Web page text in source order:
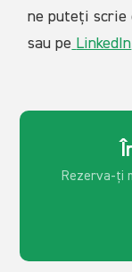
ne puteți scrie
sau pe LinkedIn
Rezerva-ți